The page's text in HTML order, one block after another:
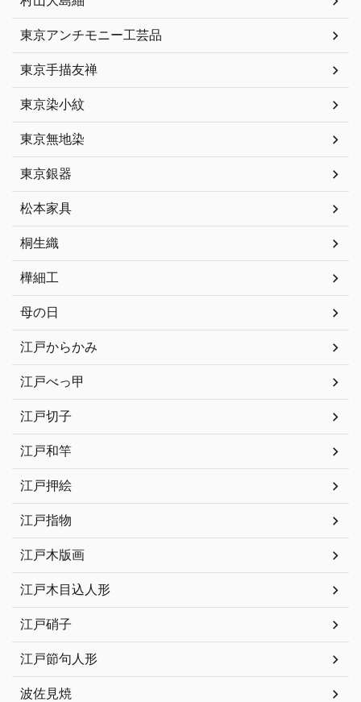
東京アンチモニー工芸品
東京手描友禅
東京染小紋
東京無地染
東京銀器
松本家具
桐生織
樺細工
母の日
江戸からかみ
江戸べっ甲
江戸切子
江戸和竿
江戸押絵
江戸指物
江戸木版画
江戸木目込人形
江戸硝子
江戸節句人形
波佐見焼